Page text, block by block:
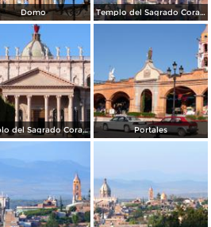
Domo Templo del Sagrado Corazón de Jesús
Templo del Sagrado Corazón de Jesús Portales